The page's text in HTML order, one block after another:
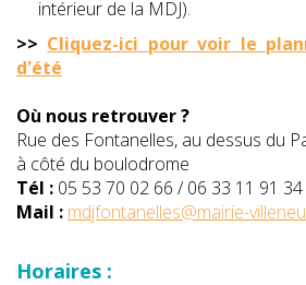
intérieur de la MDJ).
>> Cliquez-ici pour voir le
d'été
Où nous retrouver ?
Rue des Fontanelles, au dessus du
à côté du boulodrome
Tél : 05 53 70 02 66 / 06 33 11 91 34
Mail : mdjfontanelles@mairie-
Horaires :